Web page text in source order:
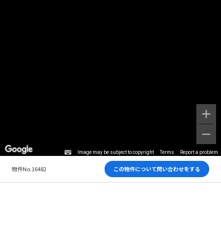
Image may be subject to copyright Terms Report a problem
物件No.16482 この物件について問い合わせをする